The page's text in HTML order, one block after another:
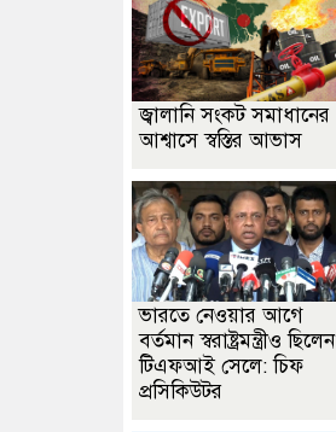
জ্বালানি সংকট সমাধানের
আশ্বাসে স্বস্তির আভাস
ভারতে নেওয়ার আগে
বর্তমান স্বরাষ্ট্রমন্ত্রীও ছিলেন
টিএফআই সেলে: চিফ
প্রসিকিউটর